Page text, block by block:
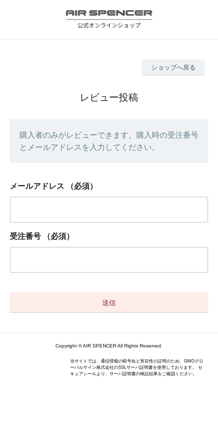
ショップへ戻る
レビュー投稿
購入者のみがレビューできます。購入時の受注番号
とメールアドレスを入力してください。
メールアドレス （必須）
受注番号 （必須）
Copyright © AIR SPENCER All Rights Reserved.
当サイトでは、通信情報の暗号化と実在性の証明のため、GMOグロ
ーバルサイン株式会社のSSLサーバ証明書を使用しております。 セ
キュアシールより、サーバ証明書の検証結果をご確認ください。